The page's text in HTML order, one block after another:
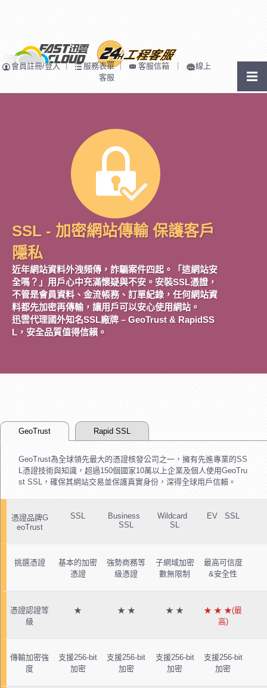
會員註冊/登入｜ 服務表單｜ 客服信箱 ｜
線上
客服
SSL - 加密網站傳輸 保護客戶
隱私
近年網站資料外洩頻傳，詐騙案件四起。「這網站安
全嗎？」用戶心中充滿懷疑與不安。安裝SSL憑證，
不管是會員資料、金流帳務、訂單紀錄，任何網站資
料都先加密再傳輸，讓用戶可以安心使用網站。
迅雲代理國外知名SSL廠牌 – GeoTrust & RapidSS
L，安全品質值得信賴。
GeoTrust Rapid SSL
GeoTrust為全球領先最大的憑證核發公司之一，擁有先進專業的SS
L憑證技術與知識，超過150個國家10萬以上企業及個人使用GeoTru
st SSL，確保其網站交易並保護真實身份，深得全球用戶信賴。
憑證品牌G
eoTrust
SSL
Business
SSL
Wildcard
SL
EV SSL
挑選憑證
基本的加密
憑證
強勢商務等
級憑證
子網域加密
數無限制
最高可信度
&安全性
憑證認證等
級
★ ★ ★ ★ ★
★ ★ ★(最
高)
傳輸加密強
度
支援256-bit
加密
支援256-bit
加密
支援256-bit
加密
支援256-bit
加密